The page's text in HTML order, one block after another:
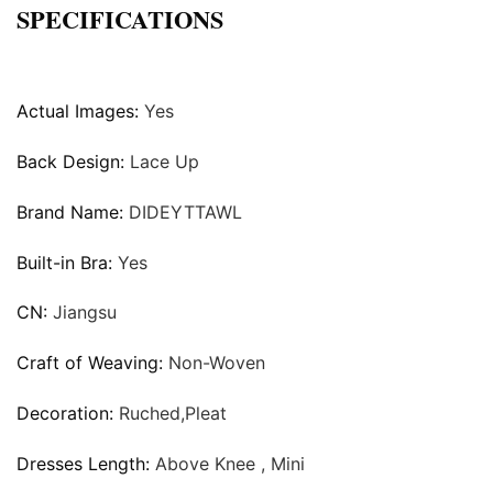
SPECIFICATIONS
Actual Images: Yes
Back Design: Lace Up
Brand Name: DIDEYTTAWL
Built-in Bra: Yes
CN: Jiangsu
Craft of Weaving: Non-Woven
Decoration: Ruched,Pleat
Dresses Length: Above Knee , Mini